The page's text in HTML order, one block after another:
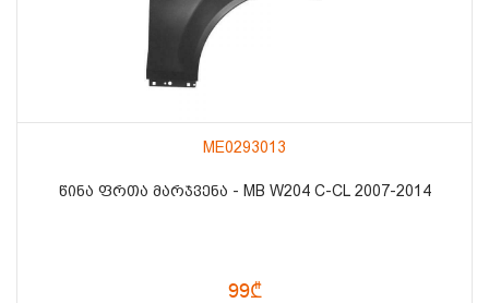
ME0293013
ᲬᲘᲜᲐ ᲤᲠᲗᲐ ᲛᲐᲠᲯᲕᲔᲜᲐ - MB W204 C-CL 2007-2014
99₾